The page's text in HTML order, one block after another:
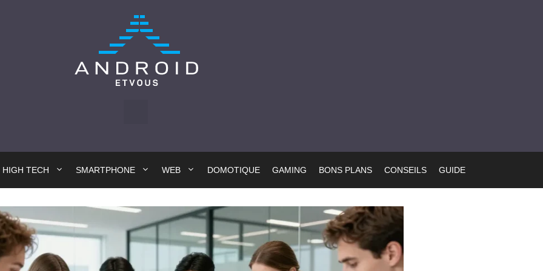
HIGH TECH SMARTPHONE WEB DOMOTIQUE GAMING BONS PLANS CONSEILS GUIDE